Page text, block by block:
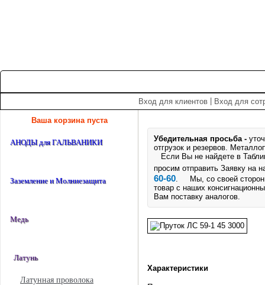
Вход для клиентов Вход для
Ваша корзина пуста
АНОДЫ для ГАЛЬВАНИКИ
Заземление и Молниезащита
Медь
Латунь
Латунная проволока
Убедительная просьба -
отгрузок и резервов.
Если Вы не найдете в
просим отправить Заявку на
60-60. Мы, со своей
товар с наших
Вам поставку аналогов.
Характеристики